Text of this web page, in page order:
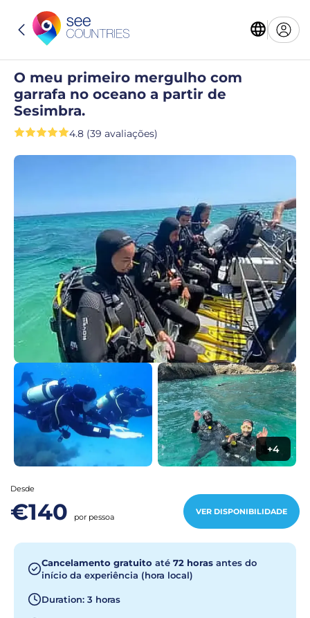
O meu primeiro mergulho com
garrafa no oceano a partir de
Sesimbra.
4.8 (39 avaliações)
+4
Desde
€140 por pessoa
VER DISPONIBILIDADE
Cancelamento gratuito até 72 horas antes do
início da experiência (hora local)
Duration: 3 horas